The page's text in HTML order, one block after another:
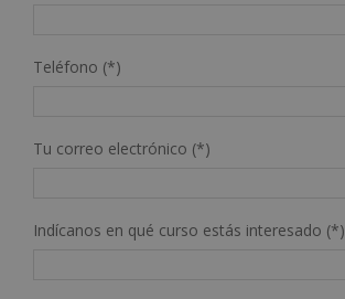
Teléfono (*)
Tu correo electrónico (*)
Indícanos en qué curso estás interesado (*)